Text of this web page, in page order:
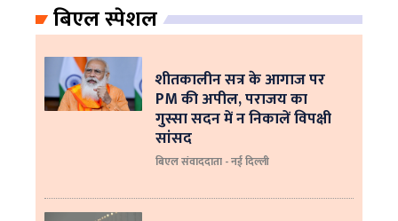
बिएल स्पेशल
शीतकालीन सत्र के आगाज पर
PM की अपील, पराजय का
गुस्सा सदन में न निकालें विपक्षी
सांसद
बिएल संवाददाता - नई दिल्ली